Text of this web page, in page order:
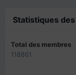
Statistiques
Total des membres
118861